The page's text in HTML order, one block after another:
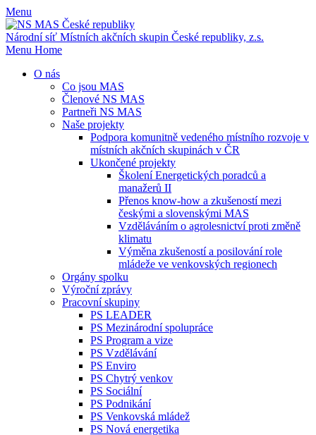
Menu
Národní síť Místních akčních skupin České republiky, z.s.
Menu Home
O nás
Co jsou MAS
Členové NS MAS
Partneři NS MAS
Naše projekty
Podpora komunitně vedeného místního rozvoje v
místních akčních skupinách v ČR
Ukončené projekty
Školení Energetických poradců a
manažerů II
Přenos know-how a zkušeností mezi
českými a slovenskými MAS
Vzděláváním o agrolesnictví proti změně
klimatu
Výměna zkušeností a posilování role
mládeže ve venkovských regionech
Orgány spolku
Výroční zprávy
Pracovní skupiny
PS LEADER
PS Mezinárodní spolupráce
PS Program a vize
PS Vzdělávání
PS Enviro
PS Chytrý venkov
PS Sociální
PS Podnikání
PS Venkovská mládež
PS Nová energetika